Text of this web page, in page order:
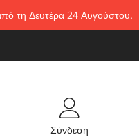
τη Δευτέρα 24 Αυγούστου.
Σύνδεση